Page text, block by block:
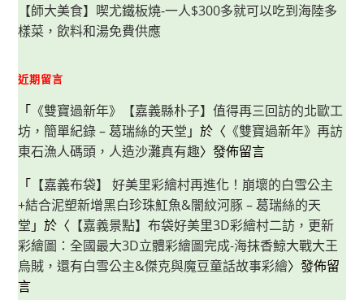
【師大美食】喫尤鐵板燒-一人$300多就可以吃到海陸多
樣菜，飲料和湯免費供應
近期留言
「 《雙寶過新年》【嘉義縣朴子】值得再三回訪的北歐工
坊，簡單紀錄 – 葛瑞絲的天堂 」於〈 《雙寶過新年》再訪
東石漁人碼頭，人造沙灘真有趣〉發佈留言
「 【嘉義布袋】 好美里彩繪村再進化！崩壞的白雪公主
+結合泥塑新增黑白珍珠魟魚&闇紋河豚 – 葛瑞絲的天
堂 」於〈 【嘉義景點】布袋好美里3D彩繪村二訪，更新
彩繪圖：全國最大3D立體彩繪圖完成-海抹香鯨大戰大王
烏賊，還有白雪公主&傑克與魔豆童話故事彩繪〉發佈留
言